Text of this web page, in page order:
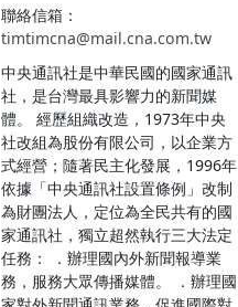
聯絡信箱：
timtimcna@mail.cna.com.tw
中央通訊社是中華民國的國家通訊
社，是台灣最具影響力的新聞媒
體。 經歷組織改造，1973年中央
社改組為股份有限公司，以企業方
式經營；隨著民主化發展，1996年
依據「中央通訊社設置條例」改制
為財團法人，定位為全民共有的國
家通訊社，獨立超然執行三大法定
任務： ．辦理國內外新聞報導業
務，服務大眾傳播媒體。 ．辦理國